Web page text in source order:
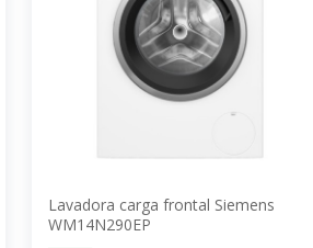
Lavadora carga frontal Siemens
WM14N290EP